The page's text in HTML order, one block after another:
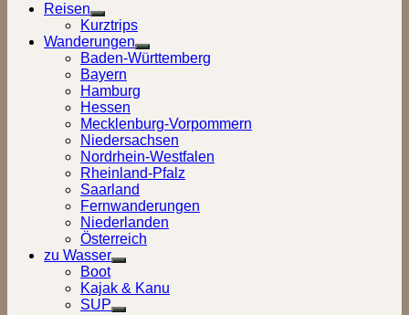
Reisen
Show
sub
menu
Kurztrips
Wanderungen
Show
sub
Baden-Württemberg
Bayern
Hamburg
Hessen
Mecklenburg-Vorpommern
Niedersachsen
Nordrhein-Westfalen
Rheinland-Pfalz
Saarland
Fernwanderungen
Niederlanden
Österreich
zu Wasser
Show
sub
menu
Boot
Kajak & Kanu
SUP